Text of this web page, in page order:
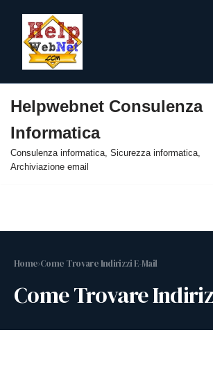
al
contenuto
Helpwebnet Consulenza
Informatica
Consulenza informatica, Sicurezza informatica,
Archiviazione email
Home›Come Trovare Indirizzi E-Mail
Come Trovare